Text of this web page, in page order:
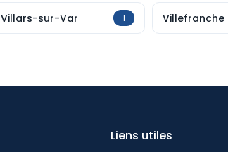
Villars-sur-Var 1 Villefranche
Liens utiles